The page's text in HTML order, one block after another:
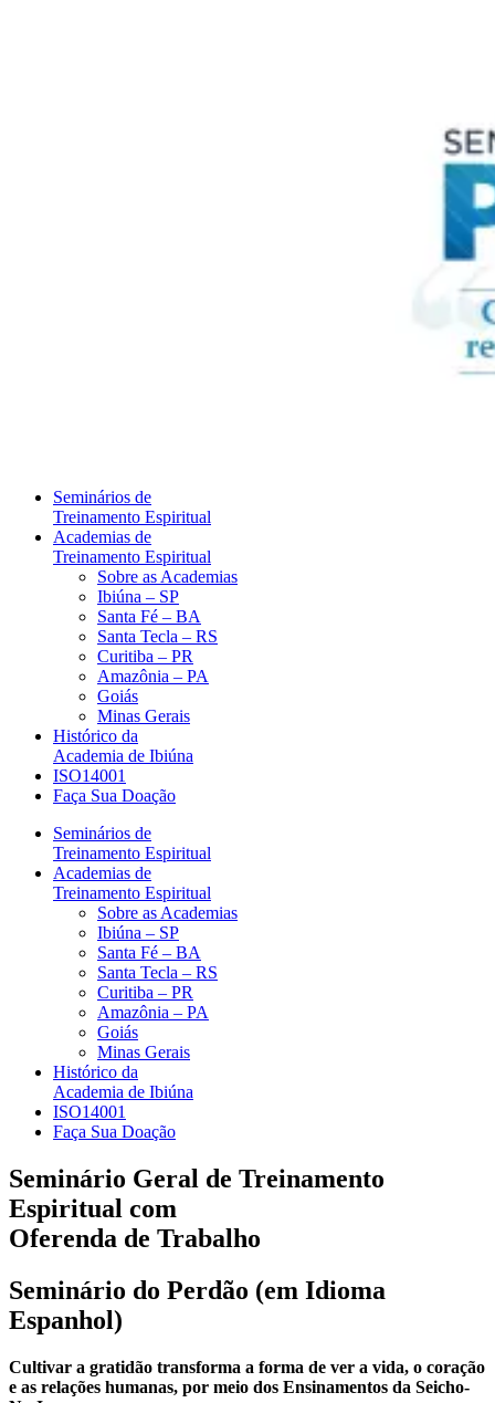
Seminários de
Treinamento Espiritual
Academias de
Treinamento Espiritual
Sobre as Academias
Ibiúna – SP
Santa Fé – BA
Santa Tecla – RS
Curitiba – PR
Amazônia – PA
Goiás
Minas Gerais
Histórico da
Academia de Ibiúna
ISO14001
Faça Sua Doação
Seminários de
Treinamento Espiritual
Academias de
Treinamento Espiritual
Sobre as Academias
Ibiúna – SP
Santa Fé – BA
Santa Tecla – RS
Curitiba – PR
Amazônia – PA
Goiás
Minas Gerais
Histórico da
Academia de Ibiúna
ISO14001
Faça Sua Doação
Seminário Geral de Treinamento
Espiritual com
Oferenda de Trabalho
Seminário do Perdão (em Idioma
Espanhol)
Cultivar a gratidão transforma a forma de ver a vida, o coração
e as relações humanas, por meio dos Ensinamentos da Seicho-